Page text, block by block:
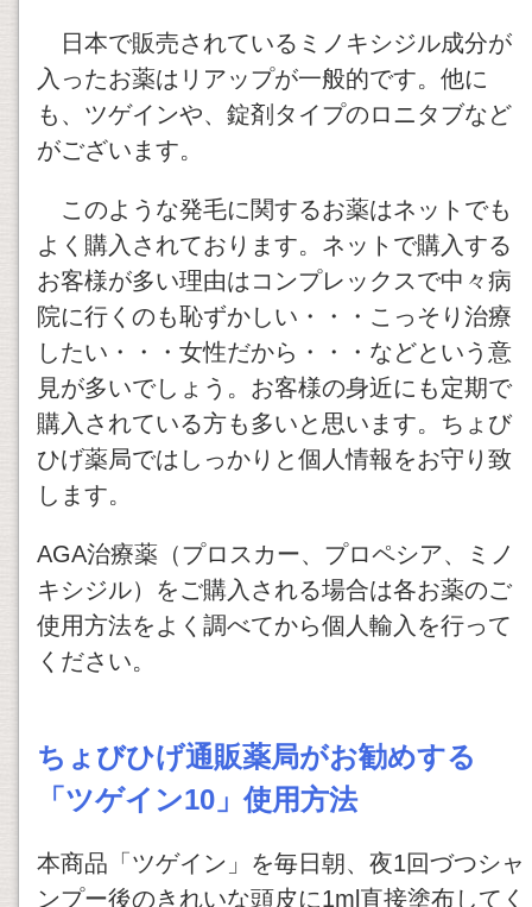
日本で販売されているミノキシジル成分が
入ったお薬はリアップが一般的です。他に
も、ツゲインや、錠剤タイプのロニタブなど
がございます。
このような発毛に関するお薬はネットでも
よく購入されております。ネットで購入する
お客様が多い理由はコンプレックスで中々病
院に行くのも恥ずかしい・・・こっそり治療
したい・・・女性だから・・・などという意
見が多いでしょう。お客様の身近にも定期で
購入されている方も多いと思います。ちょび
ひげ薬局ではしっかりと個人情報をお守り致
します。
AGA治療薬（プロスカー、プロペシア、ミノ
キシジル）をご購入される場合は各お薬のご
使用方法をよく調べてから個人輸入を行って
ください。
ちょびひげ通販薬局がお勧めする
「ツゲイン10」使用方法
本商品「ツゲイン」を毎日朝、夜1回づつシャ
ンプー後のきれいな頭皮に1ml直接塗布してく